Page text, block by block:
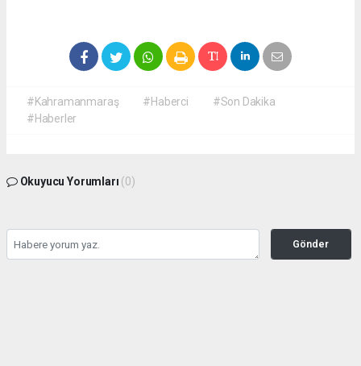
#Kahramanmaraş #Haberci
#Son Dakika
#Haberler
Okuyucu Yorumları (0)
Gönder